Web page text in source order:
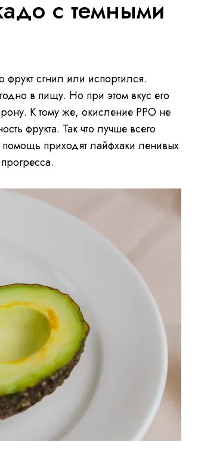
с темными
фрукт сгнил или испортился.
в пищу. Но при этом вкус его
К тому же, окисление РРО не
фрукта. Так что лучше всего
приходят лайфхаки ленивых
прогресса.